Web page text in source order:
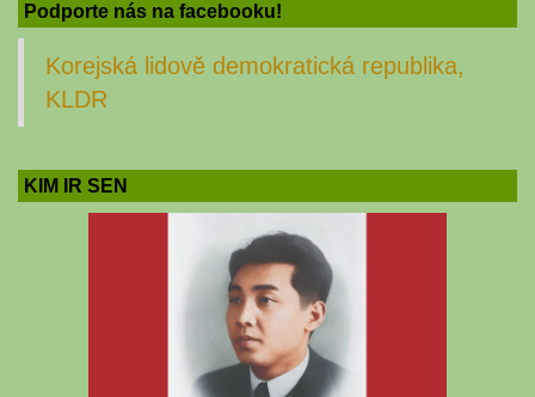
Podporte nás na facebooku!
Korejská lidově demokratická republika,
KLDR
KIM IR SEN